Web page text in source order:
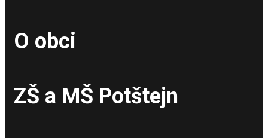
O obci
ZŠ a MŠ Potštejn